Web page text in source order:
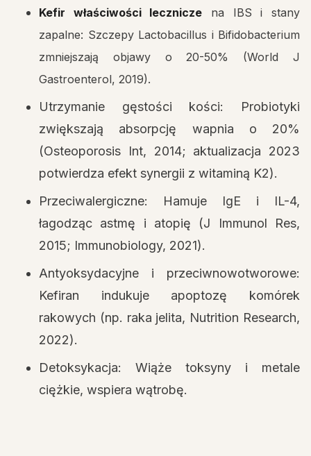
Kefir właściwości lecznicze na IBS i stany
zapalne: Szczepy Lactobacillus i Bifidobacterium
zmniejszają objawy o 20-50% (World J
Gastroenterol, 2019).
Utrzymanie gęstości kości: Probiotyki
zwiększają absorpcję wapnia o 20%
(Osteoporosis Int, 2014; aktualizacja 2023
potwierdza efekt synergii z witaminą K2).
Przeciwalergiczne: Hamuje IgE i IL-4,
łagodząc astmę i atopię (J Immunol Res,
2015; Immunobiology, 2021).
Antyoksydacyjne i przeciwnowotworowe:
Kefiran indukuje apoptozę komórek
rakowych (np. raka jelita, Nutrition Research,
2022).
Detoksykacja: Wiąże toksyny i metale
ciężkie, wspiera wątrobę.